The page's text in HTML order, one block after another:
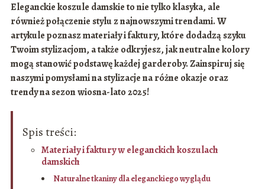
Eleganckie koszule damskie to nie tylko klasyka, ale
również połączenie stylu z najnowszymi trendami. W
artykule poznasz materiały i faktury, które dodadzą szyku
Twoim stylizacjom, a także odkryjesz, jak neutralne kolory
mogą stanowić podstawę każdej garderoby. Zainspiruj się
naszymi pomysłami na stylizacje na różne okazje oraz
trendy na sezon wiosna-lato 2025!
Spis treści:
Materiały i faktury w eleganckich koszulach
damskich
Naturalne tkaniny dla eleganckiego wyglądu